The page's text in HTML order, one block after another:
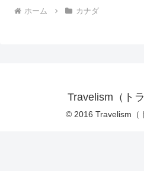
ホーム カナダ
Travelism（ト
© 2016 Travelism（